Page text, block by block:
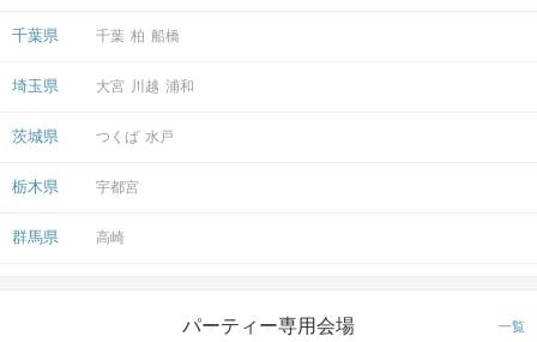
千葉県 千葉 柏 船橋
埼玉県 大宮 川越 浦和
茨城県 つくば 水戸
栃木県 宇都宮
群馬県 高崎
パーティー専用会場 一覧